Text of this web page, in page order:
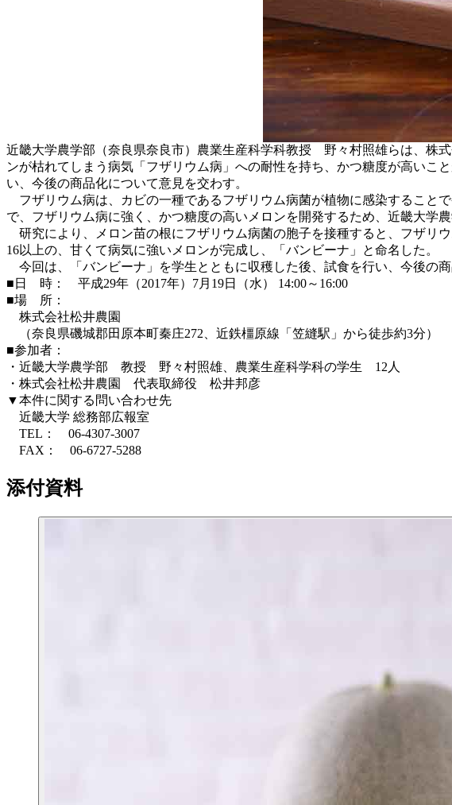
近畿大学農学部（奈良県奈良市）農業生産科学科教授 野々村照雄らは、株
ンが枯れてしまう病気「フザリウム病」への耐性を持ち、かつ糖度が高いこ
い、今後の商品化について意見を交わす。
フザリウム病は、カビの一種であるフザリウム病菌が植物に感染すること
で、フザリウム病に強く、かつ糖度の高いメロンを開発するため、近畿大学
研究により、メロン苗の根にフザリウム病菌の胞子を接種すると、フザリ
16以上の、甘くて病気に強いメロンが完成し、「バンビーナ」と命名した。
今回は、「バンビーナ」を学生とともに収穫した後、試食を行い、今後の
■日 時： 平成29年（2017年）7月19日（水） 14:00～16:00
■場 所：
株式会社松井農園
（奈良県磯城郡田原本町秦庄272、近鉄橿原線「笠縫駅」から徒歩約3分）
■参加者：
・近畿大学農学部 教授 野々村照雄、農業生産科学科の学生 12人
・株式会社松井農園 代表取締役 松井邦彦
▼本件に関する問い合わせ先
近畿大学 総務部広報室
TEL： 06-4307-3007
FAX： 06-6727-5288
添付資料